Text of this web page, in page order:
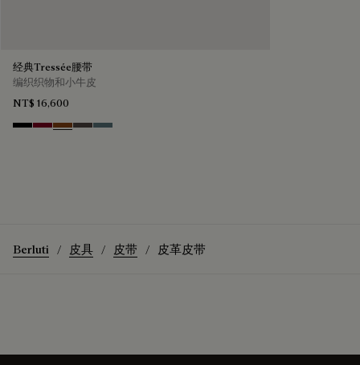
经典Tressée腰带
编织织物和小牛皮
NT$ 16,600
BlackSaint Emilion Tri
Dark Toffee
GreyStone Denim
Berluti 皮具 皮带 皮革皮带